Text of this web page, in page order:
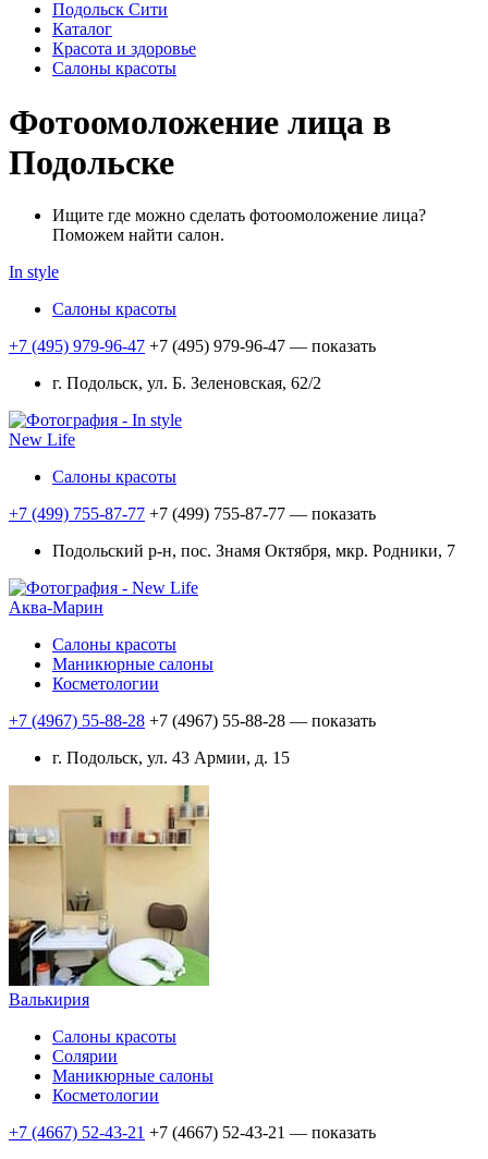
Подольск Сити
Каталог
Красота и здоровье
Салоны красоты
Фотоомоложение лица в
Подольске
Ищите где можно сделать фотоомоложение лица?
Поможем найти салон.
In style
Салоны красоты
+7 (495) 979-96-47 +7 (495) 979-96-47 — показать
г. Подольск, ул. Б. Зеленовская, 62/2
New Life
Салоны красоты
+7 (499) 755-87-77 +7 (499) 755-87-77 — показать
Подольский р-н, пос. Знамя Октября, мкр. Родники, 7
Аква-Марин
Салоны красоты
Маникюрные салоны
Косметологии
+7 (4967) 55-88-28 +7 (4967) 55-88-28 — показать
г. Подольск, ул. 43 Армии, д. 15
Валькирия
Салоны красоты
Солярии
Маникюрные салоны
Косметологии
+7 (4667) 52-43-21 +7 (4667) 52-43-21 — показать